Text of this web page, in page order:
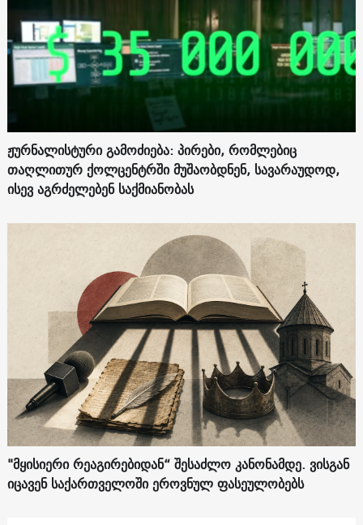
ჟურნალისტური გამოძიება: პირები, რომლებიც
თაღლითურ ქოლცენტრში მუშაობდნენ, სავარაუდოდ,
ისევ აგრძელებენ საქმიანობას
"მყისიერი რეაგირებიდან“ შესაძლო კანონამდე. ვისგან
იცავენ საქართველოში ეროვნულ ფასეულობებს